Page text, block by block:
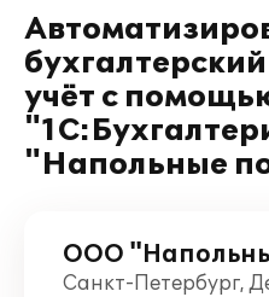
учёт с
"Напольные
ООО
Санкт-Петербург,